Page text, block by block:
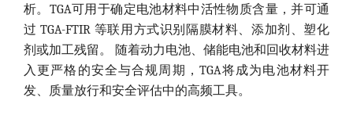
析。TGA可用于确定电池材料中活性物质含量，并可通
过 TGA-FTIR 等联用方式识别隔膜材料、添加剂、塑化
剂或加工残留。 随着动力电池、储能电池和回收材料进
入更严格的安全与合规周期，TGA将成为电池材料开
发、质量放行和安全评估中的高频工具。